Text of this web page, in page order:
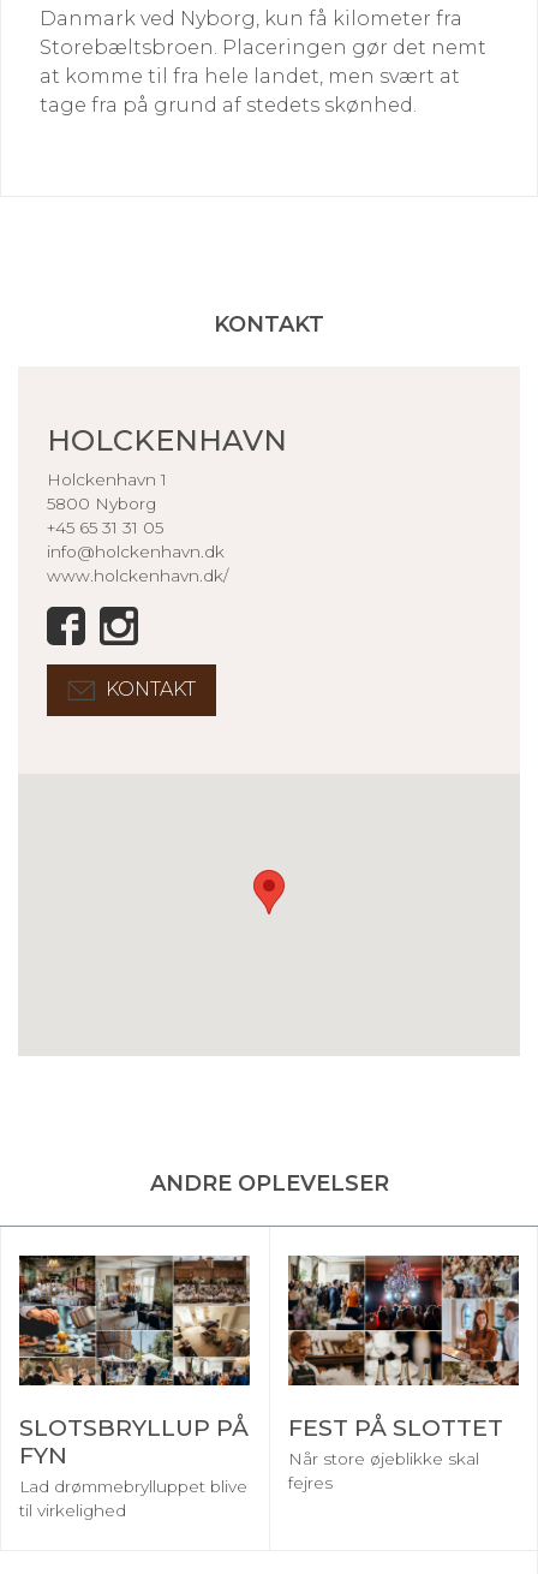
Danmark ved Nyborg, kun få kilometer fra
Storebæltsbroen. Placeringen gør det nemt
at komme til fra hele landet, men svært at
tage fra på grund af stedets skønhed.
KONTAKT
HOLCKENHAVN
Holckenhavn 1
5800 Nyborg
+45 65 31 31 05
info@holckenhavn.dk
www.holckenhavn.dk/
KONTAKT
ANDRE OPLEVELSER
SLOTSBRYLLUP PÅ
FYN
Lad drømmebrylluppet blive
til virkelighed
FEST PÅ SLOTTET
Når store øjeblikke skal
fejres